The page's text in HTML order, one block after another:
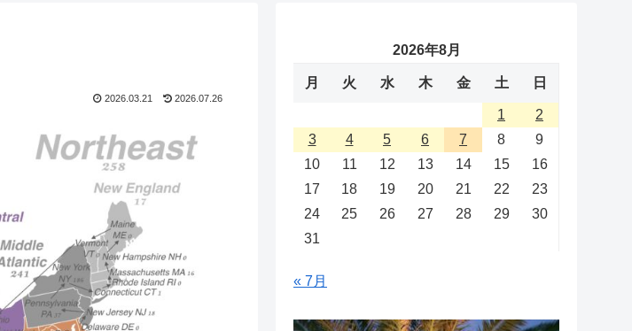
2026.03.21 2026.07.26
2026年8月
月 火 水 木 金 土 日
1
2
3
4 5 6 7 8
9
10
11 12 13 14 15
16
17
18 19 20 21 22
23
24
25 26 27 28 29
30
31
« 7月